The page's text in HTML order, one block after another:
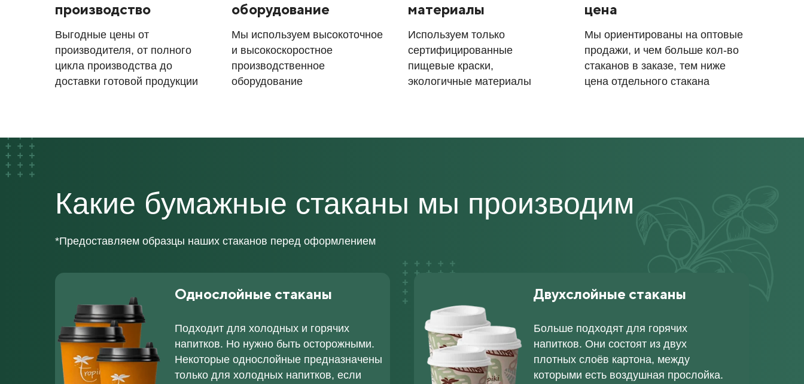
производство
Выгодные цены от
производителя, от полного
цикла производства до
доставки готовой продукции
оборудование
Мы используем высокоточное
и высокоскоростное
производственное
оборудование
материалы
Используем только
сертифицированные
пищевые краски,
экологичные материалы
цена
Мы ориентированы на оптовые
продажи, и чем больше кол-во
стаканов в заказе, тем ниже
цена отдельного стакана
Какие бумажные стаканы мы производим
Однослойные стаканы
Подходит для холодных и горячих
напитков. Но нужно быть осторожными.
Некоторые однослойные предназначены
только для холодных напитков, если
*Предоставляем образцы наших стаканов перед оформлением
Двухслойные стаканы
Больше подходят для горячих
напитков. Они состоят из двух
плотных слоёв картона, между
которыми есть воздушная прослойка.